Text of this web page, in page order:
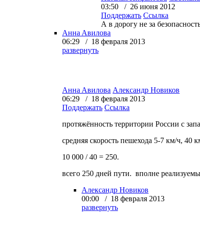
03:50 / 26 июня 2012
Поддержать Ссылка
А в дорогу не за
Aннa Aвилова
06:29 / 18 февраля 2013
развернуть
Aннa Aвилова Александр Новиков
06:29 / 18 февраля 2013
Поддержать Ссылка
протяжённость территории России с
средняя скорость пешехода 5-7 км/ч, 40
10 000 / 40 = 250.
всего 250 дней пути. вполне
Александр Новиков
00:00 / 18 февраля 2013
развернуть